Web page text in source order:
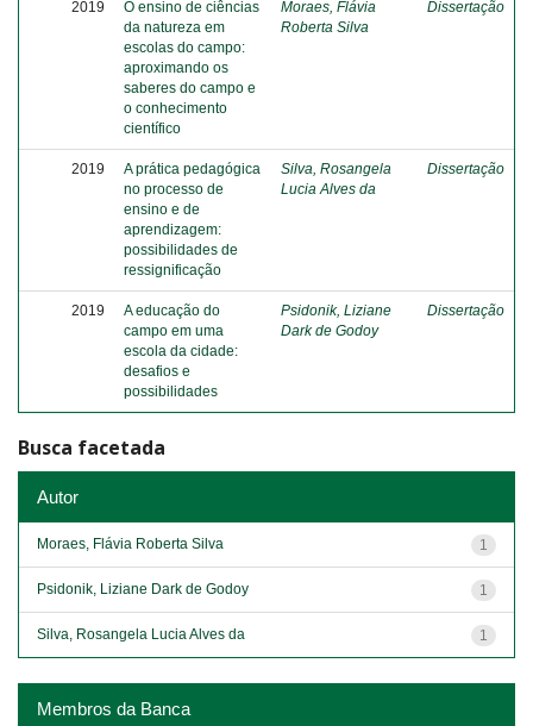
2019
O ensino de ciências
da natureza em
escolas do campo:
aproximando os
saberes do campo e
o conhecimento
científico
Moraes, Flávia
Roberta Silva
Dissertação
2019
A prática pedagógica
no processo de
ensino e de
aprendizagem:
possibilidades de
ressignificação
Silva, Rosangela
Lucia Alves da
Dissertação
2019
A educação do
campo em uma
escola da cidade:
desafios e
possibilidades
Psidonik, Liziane
Dark de Godoy
Dissertação
Busca facetada
Autor
1
Moraes, Flávia Roberta Silva
1
Psidonik, Liziane Dark de Godoy
1
Silva, Rosangela Lucia Alves da
Membros da Banca